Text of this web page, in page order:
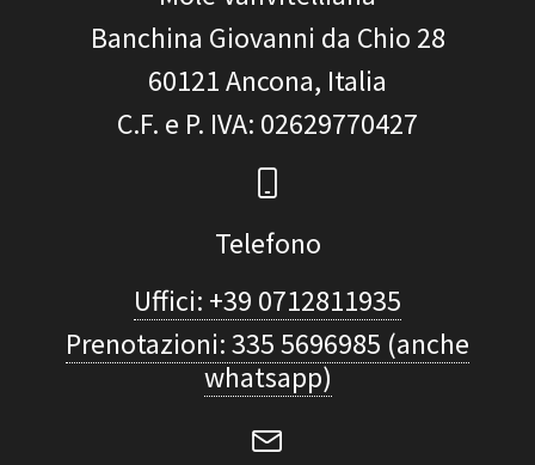
Banchina Giovanni da Chio 28
60121Ancona, Italia
C.F. e P. IVA: 02629770427
Telefono
Uffici: +39 0712811935
Prenotazioni: 335 5696985 (anche
whatsapp)